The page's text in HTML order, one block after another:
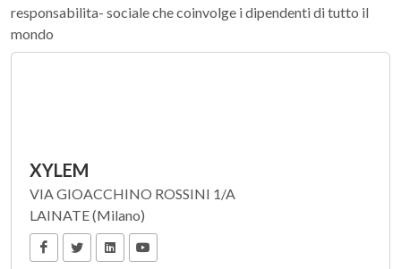
responsabilita- sociale che coinvolge i dipendenti di tutto il
mondo
XYLEM
VIA GIOACCHINO ROSSINI 1/A
LAINATE (Milano)